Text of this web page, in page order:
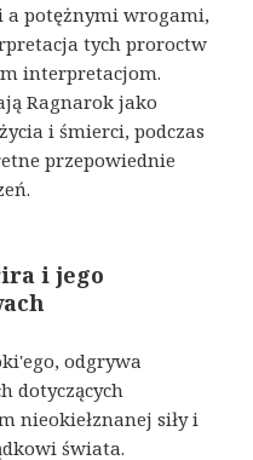
potężnymi wrogami,
tych proroctw
interpretacjom.
Ragnarok jako
i śmierci, podczas
przepowiednie
i jego
odgrywa
dotyczących
nieokiełznanej siły i
świata.